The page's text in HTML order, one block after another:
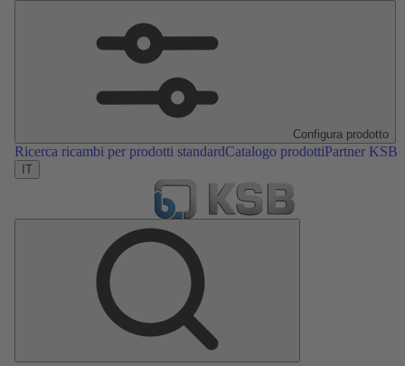
Configura prodotto
Ricerca ricambi per prodotti standardCatalogo prodottiPartner KSB
IT